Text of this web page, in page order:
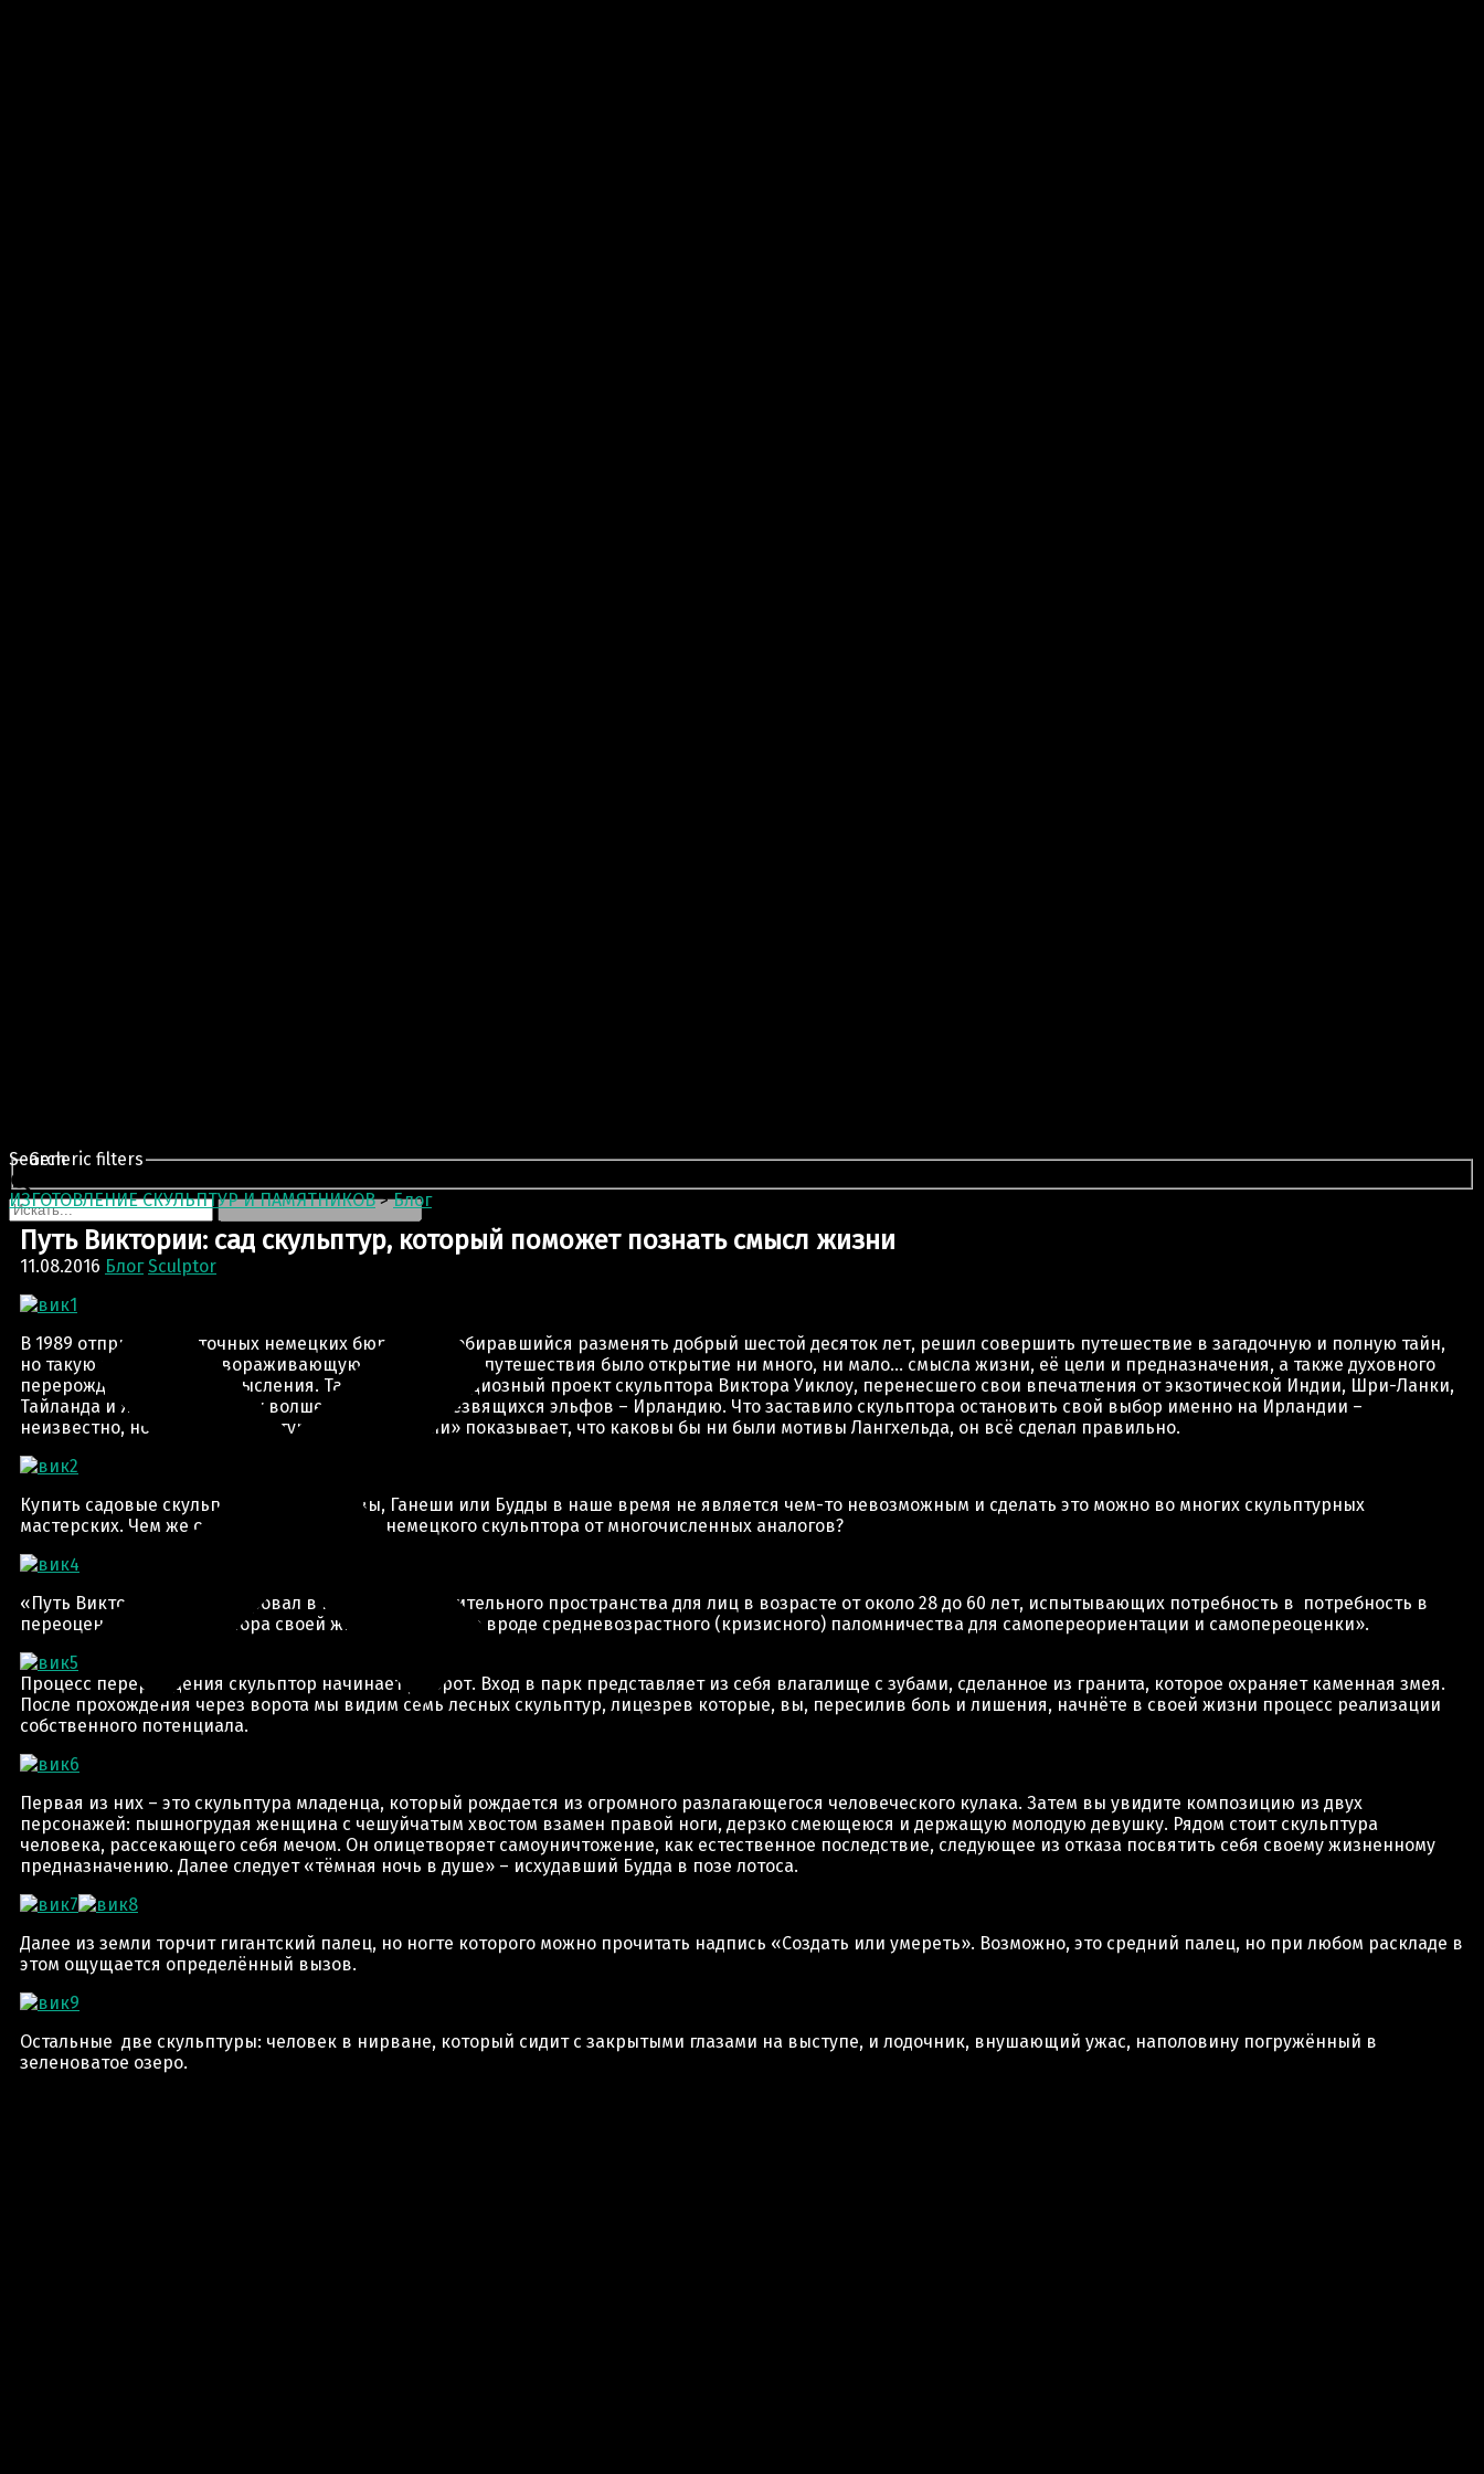
Search
Generic filters
ИЗГОТОВЛЕНИЕ СКУЛЬПТУР И ПАМЯТНИКОВ>Блог>
Путь Виктории: сад скульптур, который поможет познать смысл жизни
11.08.2016 Блог Sculptor
В 1989 отпрыск зажиточных немецких бюргеров, собиравшийся разменять добрый шестой десяток лет, решил совершить путешествие в загадочную и полную тайн,
но такую манящую и завораживающую Азию. Цель ю путешествия было открытие ни много, ни мало… смысла жизни, её цели и предназначения, а также духовного
перерождения и переосмысления. Так начался грандиозный проект скульптора Виктора Уиклоу, перенесшего свои впечатления от экзотической Индии, Шри-Ланки,
Тайланда и Японии в страну волшебных лесов и резвящихся эльфов – Ирландию. Что заставило скульптора остановить свой выбор именно на Ирландии –
неизвестно, но его сад скульптур «Путь Виктории» показывает, что каковы бы ни были мотивы Лангхельда, он всё сделал правильно.
Купить садовые скульптуры в виде Шивы, Ганеши или Будды в наше время не является чем-то невозможным и сделать это можно во многих скульптурных
мастерских. Чем же отличаются творения немецкого скульптора от многочисленных аналогов?
«Путь Виктории я запланировал в качестве умозрительного пространства для лиц в возрасте от около 28 до 60 лет, испытывающих потребность в потребность в
переоценке целей и вектора своей жизни. Это что-то вроде средневозрастного (кризисного) паломничества для самопереориентации и самопереоценки».
Процесс перерождения скульптор начинает у ворот. Вход в парк представляет из себя влагалище с зубами, сделанное из гранита, которое охраняет каменная змея.
После прохождения через ворота мы видим семь лесных скульптур, лицезрев которые, вы, пересилив боль и лишения, начнёте в своей жизни процесс реализации
собственного потенциала.
Первая из них – это скульптура младенца, который рождается из огромного разлагающегося человеческого кулака. Затем вы увидите композицию из двух
персонажей: пышногрудая женщина с чешуйчатым хвостом взамен правой ноги, дерзко смеющеюся и держащую молодую девушку. Рядом стоит скульптура
человека, рассекающего себя мечом. Он олицетворяет самоуничтожение, как естественное последствие, следующее из отказа посвятить себя своему жизненному
предназначению. Далее следует «тёмная ночь в душе» – исхудавший Будда в позе лотоса.
Далее из земли торчит гигантский палец, но ногте которого можно прочитать надпись «Создать или умереть». Возможно, это средний палец, но при любом раскладе в
этом ощущается определённый вызов.
Остальные две скульптуры: человек в нирване, который сидит с закрытыми глазами на выступе, и лодочник, внушающий ужас, наполовину погружённый в
зеленоватое озеро.